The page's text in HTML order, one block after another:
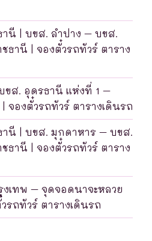
นี | บขส. ลำปาง – บขส.
ธานี | จองตั๋วรถทัวร์ ตาราง
ขส. อุดรธานี แห่งที่ 1 –
จองตั๋วรถทัวร์ ตารางเดินรถ
นี | บขส. มุกดาหาร – บขส.
ธานี | จองตั๋วรถทัวร์ ตาราง
เทพ – จุดจอดนาจะหลวย
รถทัวร์ ตารางเดินรถ